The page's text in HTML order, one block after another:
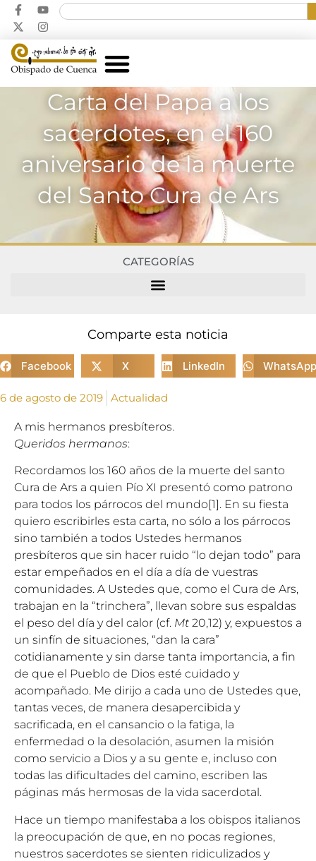
Carta del Papa a los
sacerdotes, en el 160
aniversario de la muerte
del Santo Cura de Ars
CATEGORÍAS
Comparte esta noticia
Facebook X LinkedIn WhatsApp
6 de agosto de 2019 Actualidad
A mis hermanos presbíteros.
Queridos hermanos:
Recordamos los 160 años de la muerte del santo
Cura de Ars a quien Pío XI presentó como patrono
para todos los párrocos del mundo [1] . En su fiesta
quiero escribirles esta carta, no sólo a los párrocos
sino también a todos Ustedes hermanos
presbíteros que sin hacer ruido “lo dejan todo” para
estar empeñados en el día a día de vuestras
comunidades. A Ustedes que, como el Cura de Ars,
trabajan en la “trinchera”, llevan sobre sus espaldas
el peso del día y del calor (cf. Mt 20,12) y, expuestos a
un sinfín de situaciones, “dan la cara”
cotidianamente y sin darse tanta importancia, a fin
de que el Pueblo de Dios esté cuidado y
acompañado. Me dirijo a cada uno de Ustedes que,
tantas veces, de manera desapercibida y
sacrificada, en el cansancio o la fatiga, la
enfermedad o la desolación, asumen la misión
como servicio a Dios y a su gente e, incluso con
todas las dificultades del camino, escriben las
páginas más hermosas de la vida sacerdotal.
Hace un tiempo manifestaba a los obispos italianos
la preocupación de que, en no pocas regiones,
nuestros sacerdotes se sienten ridiculizados y